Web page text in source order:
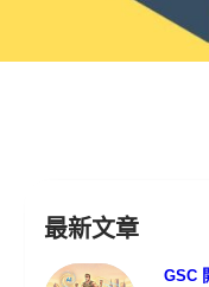
最新文章
GSC